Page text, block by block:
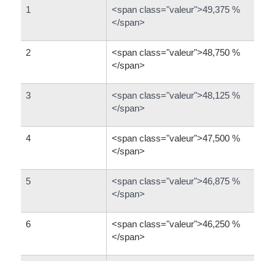
1
<span class="valeur">49,375 %
</span>
2
<span class="valeur">48,750 %
</span>
3
<span class="valeur">48,125 %
</span>
4
<span class="valeur">47,500 %
</span>
5
<span class="valeur">46,875 %
</span>
6
<span class="valeur">46,250 %
</span>